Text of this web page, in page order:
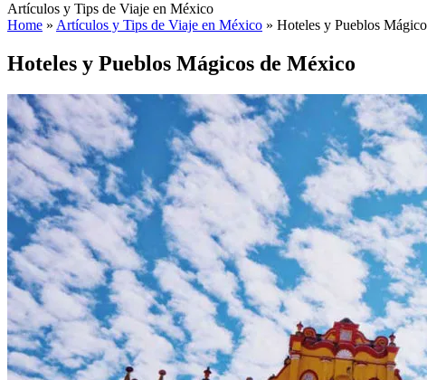
Artículos y Tips de Viaje en México
Home » Artículos y Tips de Viaje en México » Hoteles y Pueblos
Hoteles y Pueblos Mágicos de México